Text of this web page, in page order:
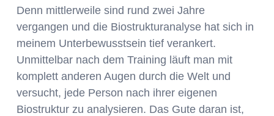
Denn mittlerweile sind rund zwei Jahre
vergangen und die Biostrukturanalyse hat sich in
meinem Unterbewusstsein tief verankert.
Unmittelbar nach dem Training läuft man mit
komplett anderen Augen durch die Welt und
versucht, jede Person nach ihrer eigenen
Biostruktur zu analysieren. Das Gute daran ist,